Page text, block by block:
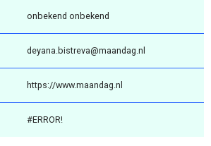
onbekend onbekend
deyana.bistreva@maandag.nl
https://www.maandag.nl
#ERROR!